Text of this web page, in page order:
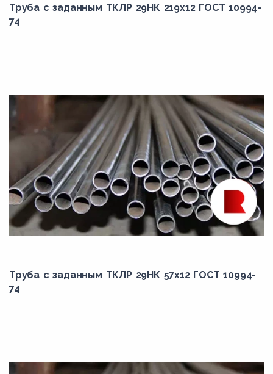
Труба с заданным ТКЛР 29НК 219x12 ГОСТ 10994-
74
Труба с заданным ТКЛР 29НК 57x12 ГОСТ 10994-
74